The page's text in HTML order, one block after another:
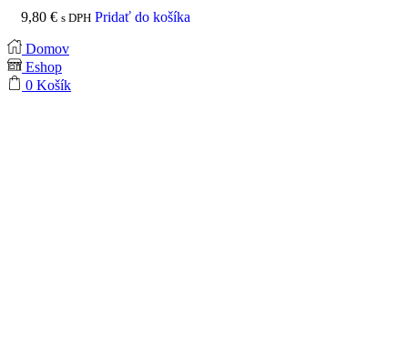
9,80 € s DPH Pridať do košíka
Domov
Eshop
0 Košík